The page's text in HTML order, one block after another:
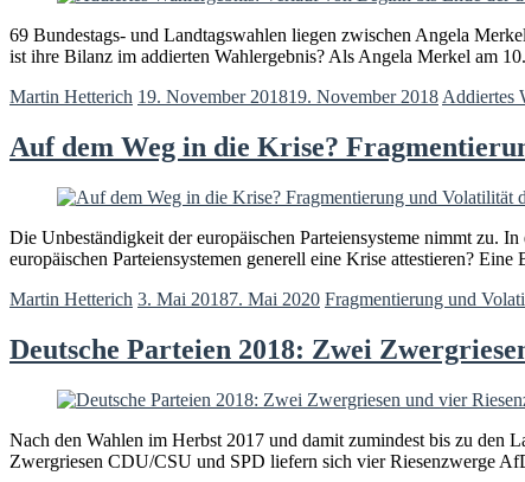
69 Bundestags- und Landtagswahlen liegen zwischen Angela
ist ihre Bilanz im addierten Wahlergebnis? Als Angela Merkel am
Martin Hetterich 19. November 201819. November 2018Addiertes
Auf dem Weg in die Krise?
Die Unbeständigkeit der europäischen Parteiensysteme nimmt zu.
europäischen Parteiensystemen generell eine Krise attestieren?
Martin Hetterich 3. Mai 20187. Mai 2020 Fragmentierung und
Deutsche Parteien 2018: Zwei
Nach den Wahlen im Herbst 2017 und damit zumindest bis zu den
Zwergriesen CDU/CSU und SPD liefern sich vier Riesenzwerge